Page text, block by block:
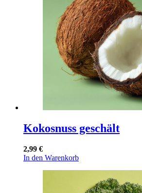
Die
Optionen
können
auf
der
Produktseite
gewählt
werden
Kokosnuss geschält
2,99 €
In den Warenkorb